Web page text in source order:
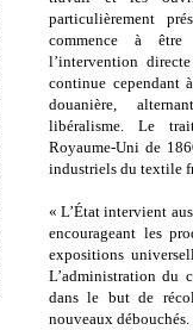
particulièrement
commence à
l’intervention
continue cependant
douanière,
libéralisme. Le
Royaume-Uni de
industriels du textile
« L’État intervient
encourageant les
expositions
L’administration du
dans le but de
nouveaux débouchés.